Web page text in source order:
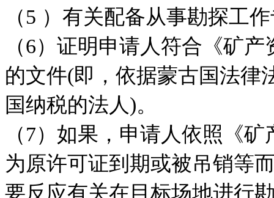
（5 ）有关配备从事勘探工
（6）证明申请人符合《矿
的文件(即，依据蒙古国法律
国纳税的法人)。
（7）如果，申请人依照《
为原许可证到期或被吊销等
要反应有关在目标场地进行